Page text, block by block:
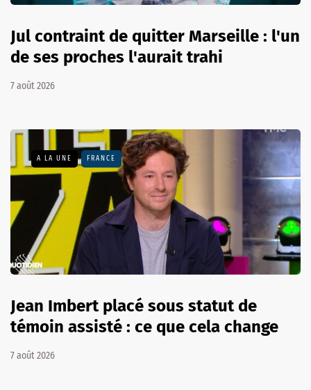
Jul contraint de quitter Marseille : l'un
de ses proches l'aurait trahi
7 août 2026
A LA UNE FRANCE
Jean Imbert placé sous statut de
témoin assisté : ce que cela change
7 août 2026